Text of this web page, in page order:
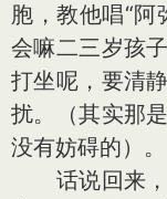
胞，教他唱“
会嘛二三岁孩
打坐呢，要清
扰。（其实那
没有妨碍的）。
话说回来，